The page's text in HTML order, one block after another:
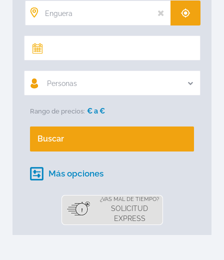
Personas
Rango de precios: € a€
Buscar
Más opciones
¿VAS MAL DE TIEMPO?
SOLICITUD
EXPRESS